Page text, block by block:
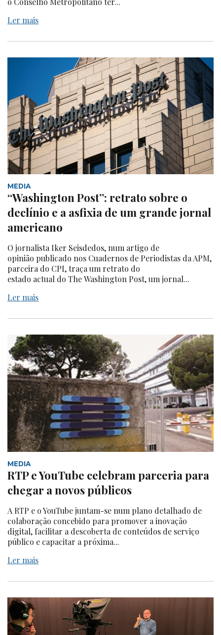
Ler mais
MEDIA
“Washington Post”: retrato sobre o
declínio e a asfixia de um grande jornal
americano
O jornalista Iker Seisdedos, num artigo de
opinião publicado nos Cuadernos de Periodistas da APM,
parceira do CPI, traça um retrato do
estado actual do The Washington Post, um jornal...
Ler mais
MEDIA
RTP e YouTube celebram parceria para
chegar a novos públicos
A RTP e o YouTube juntam-se num plano detalhado de
colaboração concebido para promover a inovação
digital, facilitar a descoberta de conteúdos de serviço
público e capacitar a próxima...
Ler mais